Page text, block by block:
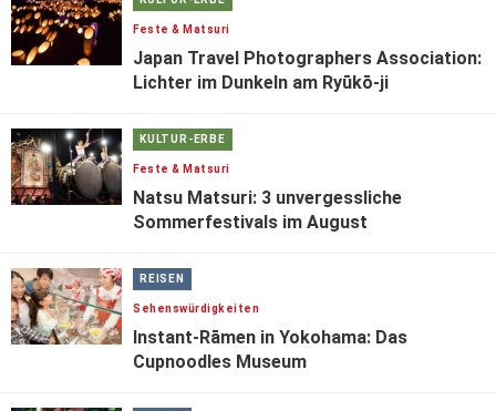
Feste & Matsuri
Japan Travel Photographers Association:
Lichter im Dunkeln am Ryūkō-ji
KULTUR-ERBE
Feste & Matsuri
Natsu Matsuri: 3 unvergessliche
Sommerfestivals im August
REISEN
Sehenswürdigkeiten
Instant-Rāmen in Yokohama: Das
Cupnoodles Museum